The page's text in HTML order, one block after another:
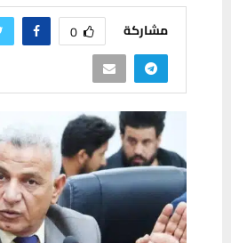
مشاركة 0